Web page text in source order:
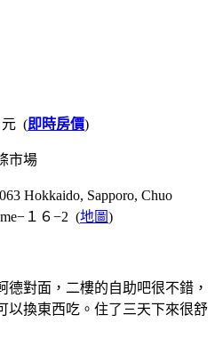
元 (即時房價)
市場
Hokkaido, Sapporo, Chuo
１６−2 (地圖)
德對面，二樓的自助吧很不錯，
以換東西吃。住了三天下來很舒